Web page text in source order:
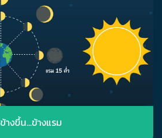
ข้างขึ้น...ข้างแรม